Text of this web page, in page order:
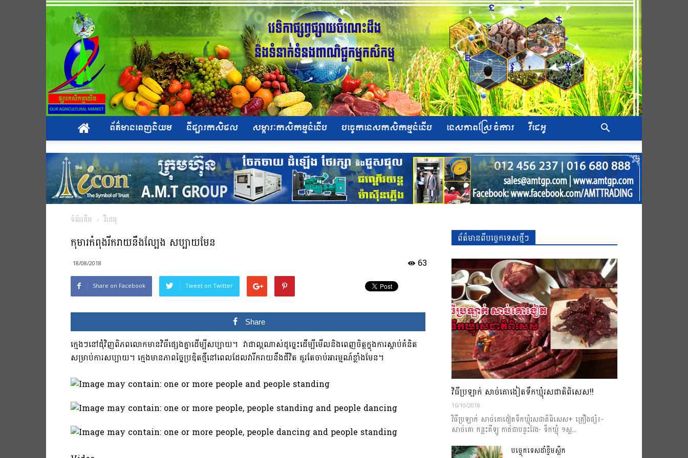
ព័ត៌មានពេញនិយម ទីផ្សារកសិផល សម្ភារៈកសិកម្មទំនើប បច្ចេកទេសកសិកម្មទំនើប ទេសភាពស្រែ ចំការ វីដេអូ
ទំព័រដើម វីដេអូ
កុមារកំពុងរីករាយនឹងល្បែង សប្បាយមែន
18/08/2018 63
Share on Facebook Tweet on Twitter
Share
ក្មេងៗនៅជុំវិញពិភពលោកមានវិធីផ្សេងគ្នាដើម្បីសប្បាយ។​ វាជាល្អណាស់ដូច្នេះដើម្បីមើលនិងពេញចិត្តក្នុងការស្តាប់គំនិត
សម្រាប់ការសប្បាយ។​​ ក្មេងមានភាពច្នៃប្រឌិតថ្មីនៅពេលដែលវារីករាយនឹងជីវិត គួរតែចាប់អារម្មណ៍ខ្លាំងមែន។
ព័ត៌មានពីបច្ចេកទេសថ្មីៗ
វិធីប្រឡាក់ សាច់គោងៀតទឹកឃ្មុំរសជាតិពិសេស!!
16/10/2018
វិធីប្រឡាក់ សាច់គោងៀតទឹកឃ្មុំរសជាតិពិសេស+ គ្រឿងផ្សំ៖-
សាច់គោ កន្លះគីឡូ កាត់ជាបន្ទះវែង- ទឹកឃ្មុំ ១ស្ល...
បច្ចេុកទេសដាំខ្ទឹមស្លឹក